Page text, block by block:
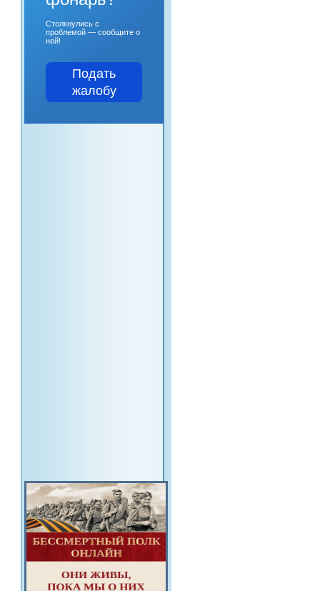
Столкнулись с
проблемой — сообщите о
ней!
Подать
жалобу